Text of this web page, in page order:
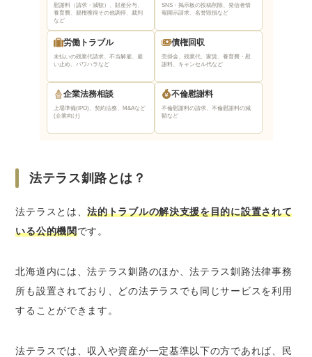
質問内容をメモなどに書き起こして準備して
おく
相談内容の登場人物や時系列を整理しておく
援助申込書をあらかじめ記入しておく
法テラス釧路までのアクセス
釧路で法テラス以外に弁護士に無料法律相談が
できる窓口
弁護士会の法律相談センター
律相談
ベンナビなら釧路で無料法律相談ができる弁護
さいごに｜法テラス釧路は無料法律相談がした
い人におすすめ
慰謝料（請求・減額）、財産分与、
養育費、親権獲得その他調停、裁判
など
SNS・掲示板の投稿削除、発信者情
報開示請求、名誉毀損など
労働トラブル
未払いの残業代請求、不当解雇、雇
い止め、パワハラなど
債権回収
売掛金、残業代、家賃、養育費・慰
謝料、キャンセル代など
企業法務相談
上場準備(IPO)、契約法務、M&Aなど
(企業向け)
不倫慰謝料
不倫慰謝料の請求、不倫慰謝料の減
額など
法テラス釧路とは？
法テラスとは、法的トラブルの解決支援を目的に設置されて
いる公的機関です。
北海道内には、法テラス釧路のほか、法テラス釧路法律事務
所も設置されており、どの法テラスでも同じサービスを利用
することができます。
法テラスでは、収入や資産が一定基準以下の方であれば、民